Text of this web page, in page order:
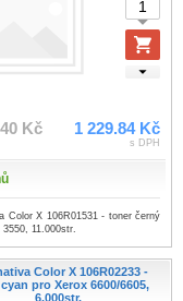
Kč 1 229.84 Kč
s DPH
Color X 106R01531 - toner černý
3550, 11.000str.
Color X 106R02233 -
pro Xerox 6600/6605,
6.000str.